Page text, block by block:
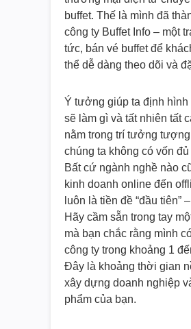
buffet. Thế là mình đã
công ty Buffet Info – một
tức, bán vé buffet để
thể dễ dàng theo dõi và
Ý tưởng giúp ta định hình
sẽ làm gì và tất nhiên tất
nằm trong trí tưởng
chúng ta không có vốn đủ
Bất cứ ngành nghề nào
kinh doanh online đến
luôn là tiền đề “đầu tiên”
Hãy cầm sẵn trong tay
mà bạn chắc rằng mình
công ty trong khoảng 1
Đây là khoảng thời gian
xây dựng doanh nghiệp
phẩm của bạn.